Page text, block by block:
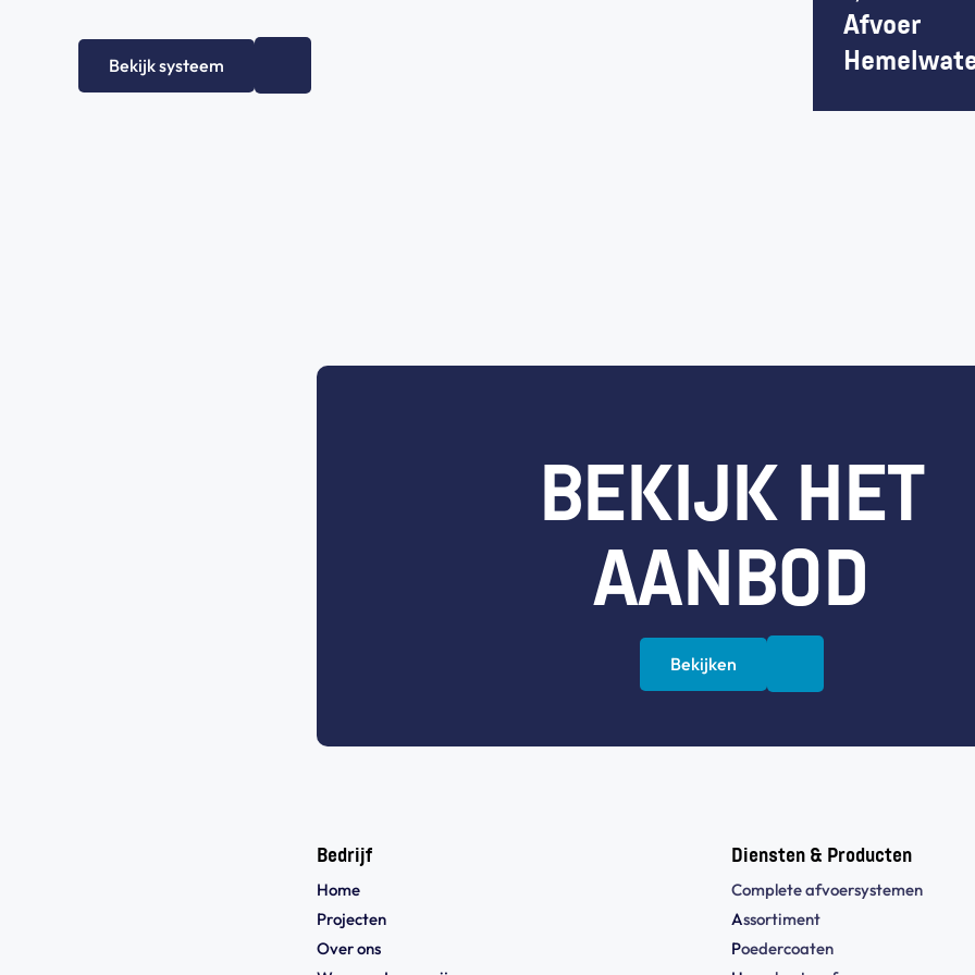
Bekijk systeem
Afvoer
BEKIJK HET
AANBOD
Bekijken
Bedrijf
Home
Projecten
Over ons
Diensten & Producten
Complete afvoersystemen
Assortiment
Poedercoaten